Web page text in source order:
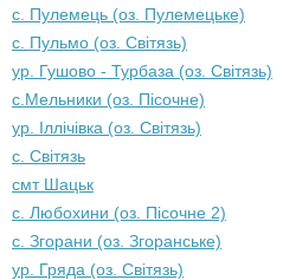
с. Пулемець (оз. Пулемецьке)
с. Пульмо (оз. Світязь)
ур. Гушово - Турбаза (оз. Світязь)
с.Мельники (оз. Пісочне)
ур. Іллічівка (оз. Світязь)
с. Світязь
смт Шацьк
с. Любохини (оз. Пісочне 2)
с. Згорани (оз. Згоранське)
ур. Гряда (оз. Світязь)